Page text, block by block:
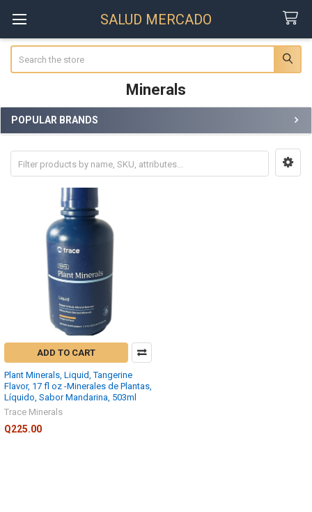
SALUD MERCADO
Minerals
Sidebar
POPULAR BRANDS
ADD TO CART
Plant Minerals, Liquid, Tangerine
Flavor, 17 fl oz -Minerales de Plantas,
Líquido, Sabor Mandarina, 503ml
Trace Minerals
Q225.00